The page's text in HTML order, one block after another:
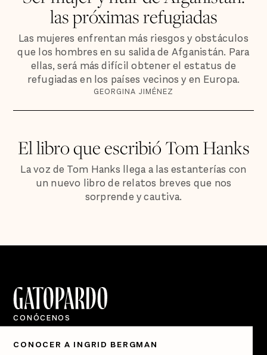
las próximas refugiadas
Las mujeres enfrentan más riesgos y obstáculos
que los hombres en su salida de Afganistán. Para
ellas, será más difícil obtener el estatus de
refugiadas en los países vecinos y en Europa.
GEORGINA JIMÉNEZ
El libro que escribió Tom Hanks
La voz de Tom Hanks llega a las estanterías con
un nuevo libro de relatos breves que nos
sorprende y cautiva.
CONOCER A INGRID BERGMAN
CONÓCENOS
Quiénes Somos
Directorio